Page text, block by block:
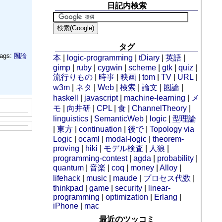
圏論
日記内検索
タグ
本
logic-programming |tDiary |英語
gimp
ruby |cygwin |scheme |gtk |quiz
流行りもの
時事 映画 |tom |TV URL
w3m
ネタ |Web |検索 |論文 圏論
haskell
javascript| machine-learning
メ
モ
向井研 |CPL |食 |ChannelTheory
linguistics
SemanticWeb logic |型理論
|東方 |continuation |後で|Topology via
Logic |ocaml modal-logic |theorem-
proving
hiki モデル検査 人狼
programming-contest|agda probability
quantum |音楽 |coq money |Alloy
lifehack
music maude プロセス代数
thinkpad
|game |security
linear-
programming |optimization Erlang
iPhone
mac
最近のツッコミ